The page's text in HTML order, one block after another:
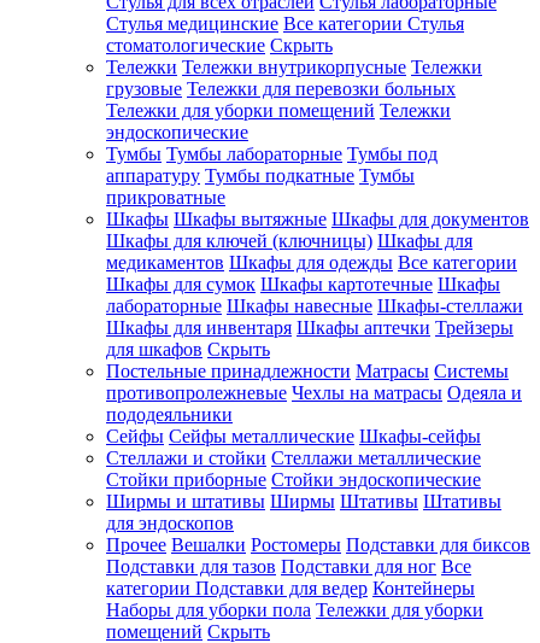
Стулья медицинские Все категории Стулья
стоматологические Скрыть
Тележки Тележки внутрикорпусные Тележки
грузовые Тележки для перевозки больных
Тележки для уборки помещений Тележки
эндоскопические
Тумбы Тумбы лабораторные Тумбы под
аппаратуру Тумбы подкатные Тумбы
прикроватные
Шкафы Шкафы вытяжные Шкафы для документов
Шкафы для ключей (ключницы) Шкафы для
медикаментов Шкафы для одежды Все категории
Шкафы для сумок Шкафы картотечные Шкафы
лабораторные Шкафы навесные Шкафы-стеллажи
Шкафы для инвентаря Шкафы аптечки Трейзеры
для шкафов Скрыть
Постельные принадлежности Матрасы Системы
противопролежневые Чехлы на матрасы Одеяла и
пододеяльники
Сейфы Сейфы металлические Шкафы-сейфы
Стеллажи и стойки Стеллажи металлические
Стойки приборные Стойки эндоскопические
Ширмы и штативы Ширмы Штативы Штативы
для эндоскопов
Прочее Вешалки Ростомеры Подставки для биксов
Подставки для тазов Подставки для ног Все
категории Подставки для ведер Контейнеры
Наборы для уборки пола Тележки для уборки
помещений Скрыть